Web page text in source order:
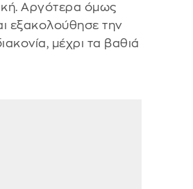
Αργότερα όμως
εξακολούθησε την
μέχρι τα βαθιά